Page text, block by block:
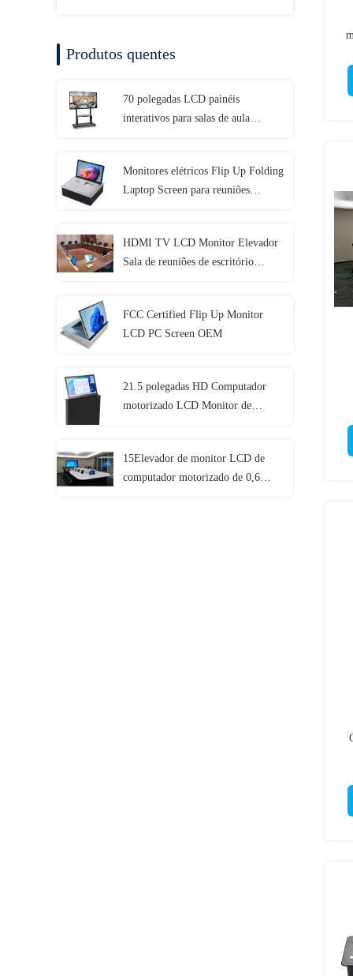
Produtos quentes
70 polegadas LCD painéis
interativos para salas de aula
Monitores elétricos Flip Up Folding
Laptop Screen para reuniões
HDMI TV LCD Monitor Elevador
Sala de reuniões de escritório
FCC Certified Flip Up Monitor
LCD PC Screen OEM
21.5 polegadas HD Computador
motorizado LCD Monitor de
15Elevador de monitor LCD de
computador motorizado de 0,6